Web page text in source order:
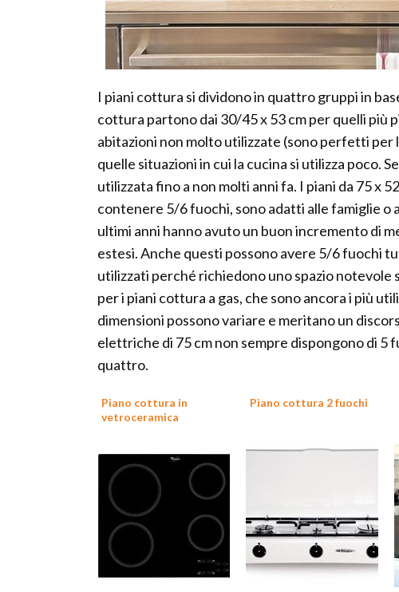
I piani cottura si dividono in quattro gruppi in
cottura partono dai 30/45 x 53 cm per quelli più
abitazioni non molto utilizzate (sono perfetti per
quelle situazioni in cui la cucina si utilizza poco.
utilizzata fino a non molti anni fa. I piani da 75 x
contenere 5/6 fuochi, sono adatti alle famiglie o
ultimi anni hanno avuto un buon incremento di
estesi. Anche questi possono avere 5/6 fuochi
utilizzati perché richiedono uno spazio notevole
per i piani cottura a gas, che sono ancora i più
dimensioni possono variare e meritano un
elettriche di 75 cm non sempre dispongono di 5
quattro.
Piano cottura in
vetroceramica
Piano cottura 2 fuochi